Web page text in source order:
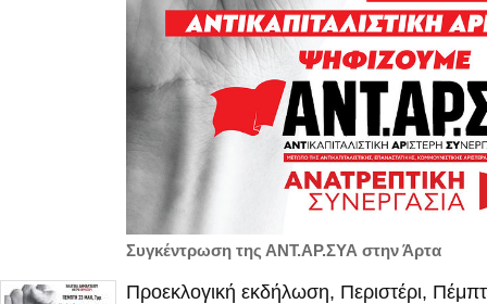
Συγκέντρωση της ΑΝΤ.ΑΡ.ΣΥΑ στην Άρτα
Προεκλογική εκδήλωση, Περιστέρι,